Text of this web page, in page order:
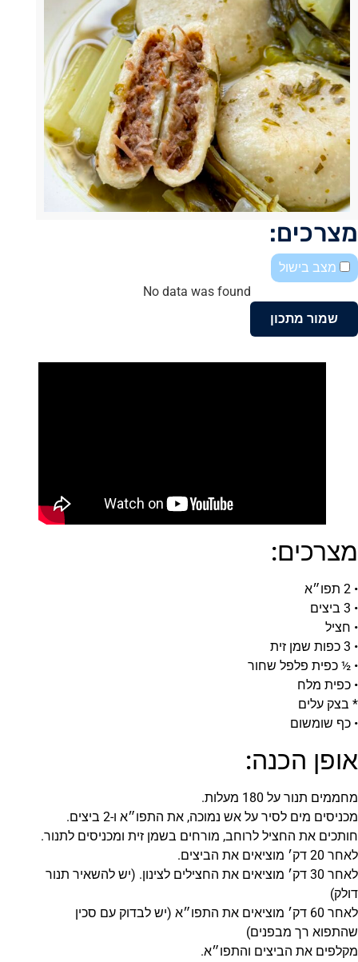
מצרכים:
מצב בישול
No data was found
שמור מתכון
מצרכים:
• 2 תפו״א
• 3 ביצים
• חציל
• 3 כפות שמן זית
• ½ כפית פלפל שחור
• כפית מלח
* בצק עלים
• כף שומשום
אופן הכנה:
מחממים תנור על 180 מעלות.
מכניסים מים לסיר על אש נמוכה, את התפו״א ו-2 ביצים.
חותכים את החציל לרוחב, מורחים בשמן זית ומכניסים לתנור.
לאחר 20 דק׳ מוציאים את הביצים.
לאחר 30 דק׳ מוציאים את החצילים לצינון. (יש להשאיר תנור
דולק)
לאחר 60 דק׳ מוציאים את התפו״א (יש לבדוק עם סכין
שהתפוא רך מבפנים)
מקלפים את הביצים והתפו״א.